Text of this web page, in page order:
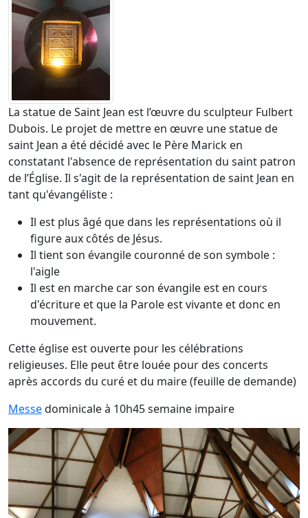
La statue de Saint Jean est l’œuvre du sculpteur Fulbert
Dubois. Le projet de mettre en œuvre une statue de
saint Jean a été décidé avec le Père Marick en
constatant l'absence de représentation du saint patron
de l’Église. Il s'agit de la représentation de saint Jean en
tant qu'évangéliste :
Il est plus âgé que dans les représentations où il
figure aux côtés de Jésus.
Il tient son évangile couronné de son symbole :
l'aigle
Il est en marche car son évangile est en cours
d'écriture et que la Parole est vivante et donc en
mouvement.
Cette église est ouverte pour les célébrations
religieuses. Elle peut être louée pour des concerts
après accords du curé et du maire (feuille de demande)
Messedominicale à 10h45 semaine impaire